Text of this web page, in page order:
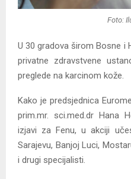
Foto:
U 30 gradova širom Bosne i
privatne zdravstvene
preglede na karcinom kože.
Kako je predsjednica
prim.mr. sci.med.dr Hana
izjavi za Fenu, u akciji
Sarajevu, Banjoj Luci,
i drugi specijalisti.